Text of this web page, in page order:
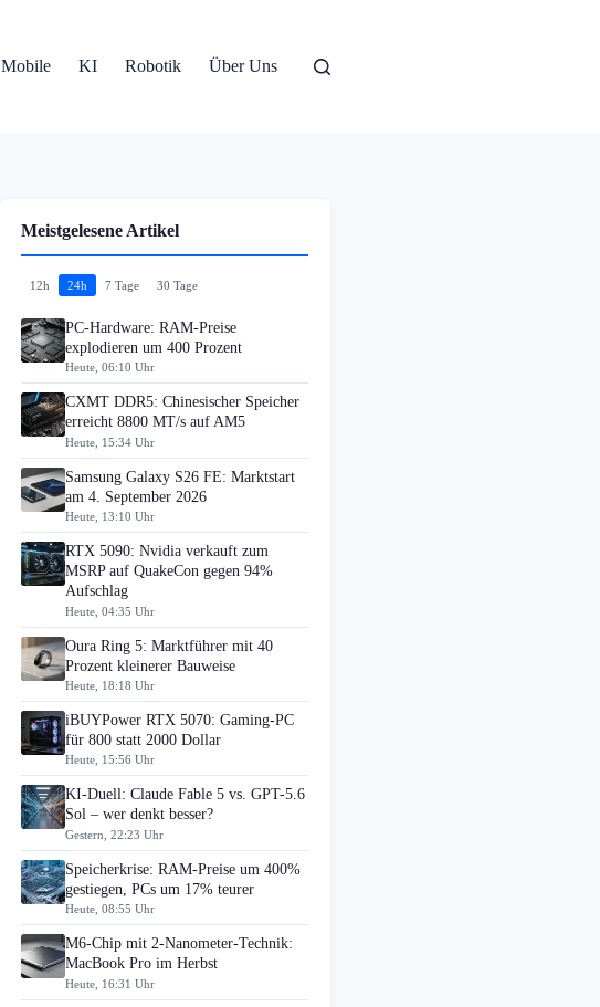
Mobile KI Robotik Über Uns
Meistgelesene Artikel
12h 24h 7 Tage 30 Tage
PC-Hardware: RAM-Preise
explodieren um 400 Prozent
Heute, 06:10 Uhr
CXMT DDR5: Chinesischer Speicher
erreicht 8800 MT/s auf AM5
Heute, 15:34 Uhr
Samsung Galaxy S26 FE: Marktstart
am 4. September 2026
Heute, 13:10 Uhr
RTX 5090: Nvidia verkauft zum
MSRP auf QuakeCon gegen 94%
Aufschlag
Heute, 04:35 Uhr
Oura Ring 5: Marktführer mit 40
Prozent kleinerer Bauweise
Heute, 18:18 Uhr
iBUYPower RTX 5070: Gaming-PC
für 800 statt 2000 Dollar
Heute, 15:56 Uhr
KI-Duell: Claude Fable 5 vs. GPT-5.6
Sol – wer denkt besser?
Gestern, 22:23 Uhr
Speicherkrise: RAM-Preise um 400%
gestiegen, PCs um 17% teurer
Heute, 08:55 Uhr
M6-Chip mit 2-Nanometer-Technik:
MacBook Pro im Herbst
Heute, 16:31 Uhr